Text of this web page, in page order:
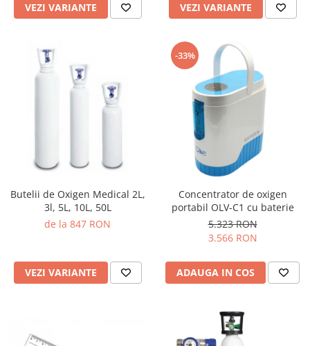
VEZI VARIANTE VEZI VARIANTE
Butelii de Oxigen Medical 2L,
3l, 5L, 10L, 50L
de la 847 RON
VEZI VARIANTE
-33%
Concentrator de oxigen
portabil OLV-C1 cu baterie
5.323 RON
3.566 RON
ADAUGA IN COS